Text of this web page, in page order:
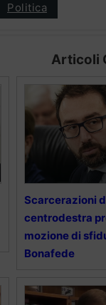
Politica
Articoli
Scarcerazioni
centrodestra
mozione di
Bonafede